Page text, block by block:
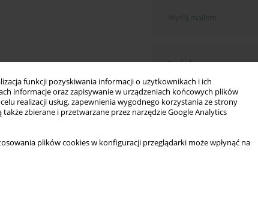
funkcji pozyskiwania informacji o użytkownikach i ich
informacje oraz zapisywanie w urządzeniach końcowych plików
realizacji usług, zapewnienia wygodnego korzystania ze strony
także zbierane i przetwarzane przez narzędzie Google Analytics
plików cookies w konfiguracji przeglądarki może wpłynąć na
Wyślij mailem
Indeksy
Indeks słów kluczowych
Indeks autorów